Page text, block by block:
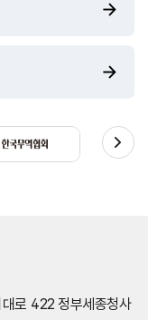
로 422 정부세종청사